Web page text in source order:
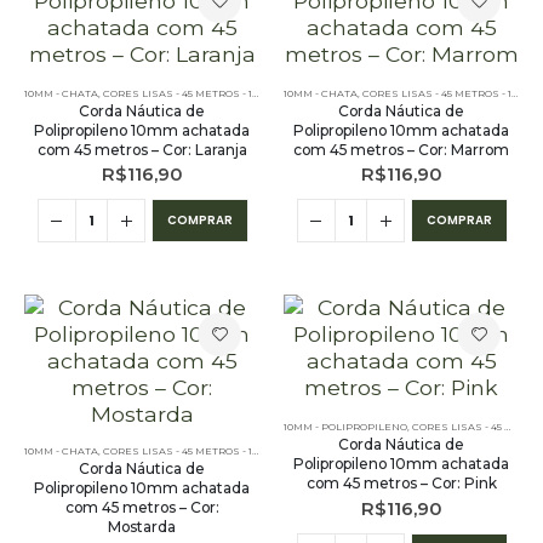
10MM - CHATA CORES LISAS - 45 METROS - 10MM OUTLET, PE – 10MM – CHATA - 45 METROS
Corda Náutica de
Polipropileno 10mm achatada
com 45 metros – Cor: Laranja
R$116,90
COMPRAR
10MM - CHATA CORES LISAS - 45 METROS - 10MM
Corda Náutica de
Polipropileno 10mm achatada
com 45 metros – Cor: Marrom
R$116,90
COMPRAR
10MM - CHATA, CORES LISAS - 45 METROS - 10MM PE – 10MM – CHATA - 45 METROS
Corda Náutica de
Polipropileno 10mm achatada
com 45 metros – Cor:
Mostarda
10MM - POLIPROPILENO, CORES LISAS - 45 METROS - 10MM
Corda Náutica de
Polipropileno 10mm achatada
com 45 metros – Cor: Pink
R$116,90